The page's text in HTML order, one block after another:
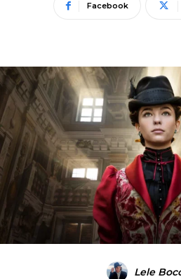
Facebook
Lele